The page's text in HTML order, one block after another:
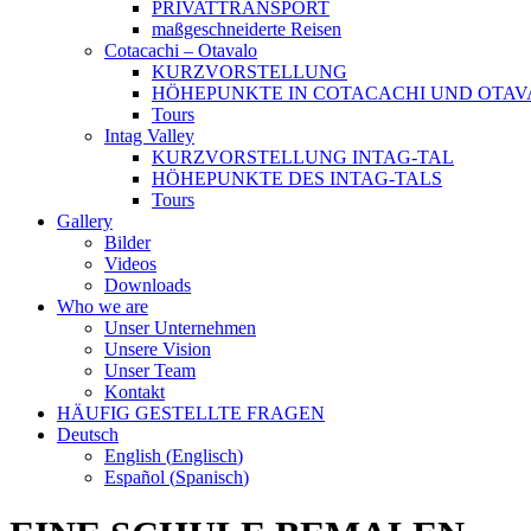
PRIVATTRANSPORT
maßgeschneiderte Reisen
Cotacachi – Otavalo
KURZVORSTELLUNG
HÖHEPUNKTE IN COTACACHI UND
Tours
Intag Valley
KURZVORSTELLUNG INTAG-TAL
HÖHEPUNKTE DES INTAG-TALS
Tours
Gallery
Bilder
Videos
Downloads
Who we are
Unser Unternehmen
Unsere Vision
Unser Team
Kontakt
HÄUFIG GESTELLTE FRAGEN
Deutsch
English (Englisch)
Español (Spanisch)